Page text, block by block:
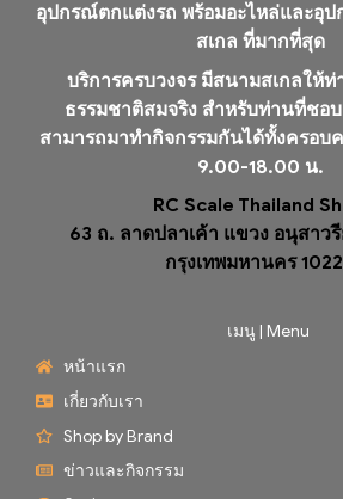
อุปกรณ์ตกแต่งรถ พร้อมอะไหล่และอุ
สเกล ที่มากที่สุด
บริการครบวงจร มีสนามสเกลให้
ธรรมชาติสมจริง สำหรับท่านที่ชอ
สามารถมาทำกิจกรรมกันได้ทั้งครอบ
9.00-18.00 น.
RC Scale Thailand
63 ถ. ลาดปลาเค้า แขวง อนุสาว
กรุงเทพมหานคร
เมนู | Menu
หน้าแรก
เกี่ยวกับเรา
Shop by Brand
ข่าวและกิจกรรม